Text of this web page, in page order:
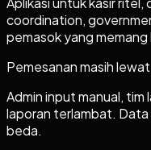
coordination,
pemasok yang
Pemesanan masih
Admin input manual, tim
laporan terlambat.
beda.